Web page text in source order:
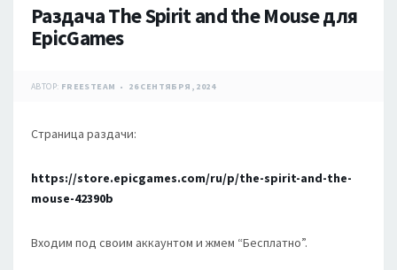
Раздача The Spirit and the Mouse для
EpicGames
АВТОР: FREESTEAM 26 СЕНТЯБРЯ, 2024
Страница раздачи:
https://store.epicgames.com/ru/p/the-spirit-and-the-
mouse-42390b
Входим под своим аккаунтом и жмем “Бесплатно”.